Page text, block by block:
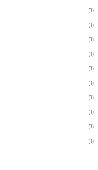
(1)
(1)
(1)
(1)
(1)
(1)
(1)
(1)
(1)
(1)